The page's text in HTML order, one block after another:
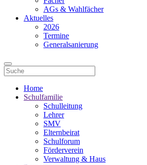
AGs & Wahlfächer
Aktuelles
2026
Termine
Generalsanierung
Home
Schulfamilie
Schulleitung
Lehrer
SMV
Elternbeirat
Schulforum
Förderverein
Verwaltung & Haus